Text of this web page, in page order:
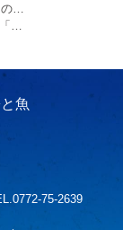
…
…
75-2639